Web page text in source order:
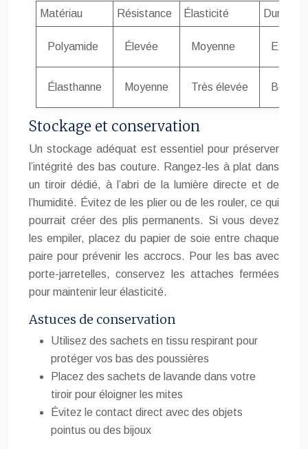
Matériau Résistance Élasticité
Polyamide Élevée Moyenne
Élasthanne Moyenne Très élevée Bonne
Stockage et conservation
Un stockage adéquat est essentiel pour préserver
l’intégrité des bas couture. Rangez-les à plat dans
un tiroir dédié, à l’abri de la lumière directe et de
l’humidité. Évitez de les plier ou de les rouler, ce qui
pourrait créer des plis permanents. Si vous devez
les empiler, placez du papier de soie entre chaque
paire pour prévenir les accrocs. Pour les bas avec
porte-jarretelles, conservez les attaches fermées
pour maintenir leur élasticité.
Astuces de conservation
Utilisez des sachets en tissu respirant pour
protéger vos bas des poussières
Placez des sachets de lavande dans votre
tiroir pour éloigner les mites
Évitez le contact direct avec des objets
pointus ou des bijoux